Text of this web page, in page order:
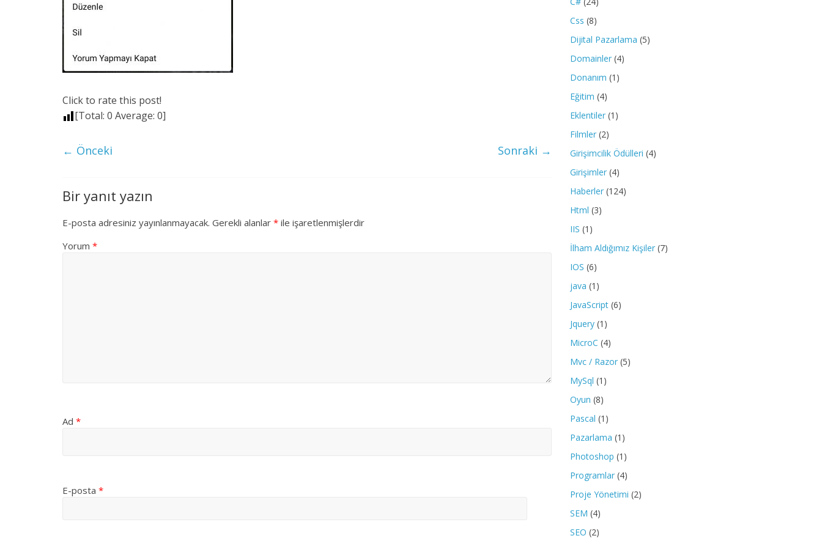
Click to rate this post!
[Total: 0 Average: 0]
← Önceki Sonraki →
Bir yanıt yazın
E-posta adresiniz yayınlanmayacak. Gerekli alanlar * ile işaretlenmişlerdir
Yorum *
Ad *
E-posta *
Css (8)
Dijital Pazarlama (5)
Domainler (4)
Donanım (1)
Eğitim (4)
Eklentiler (1)
Filmler (2)
Girişimcilik Ödülleri (4)
Girişimler (4)
Haberler (124)
Html (3)
IIS (1)
İlham Aldığımız Kişiler (7)
IOS (6)
java (1)
JavaScript (6)
Jquery (1)
MicroC (4)
Mvc / Razor (5)
MySql (1)
Oyun (8)
Pascal (1)
Pazarlama (1)
Photoshop (1)
Programlar (4)
Proje Yönetimi (2)
SEM (4)
SEO (2)